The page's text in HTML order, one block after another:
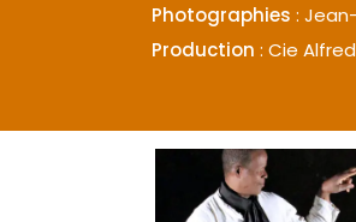
Photographies :
Production : Cie